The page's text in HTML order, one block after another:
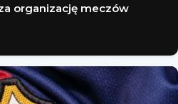
organizację meczów